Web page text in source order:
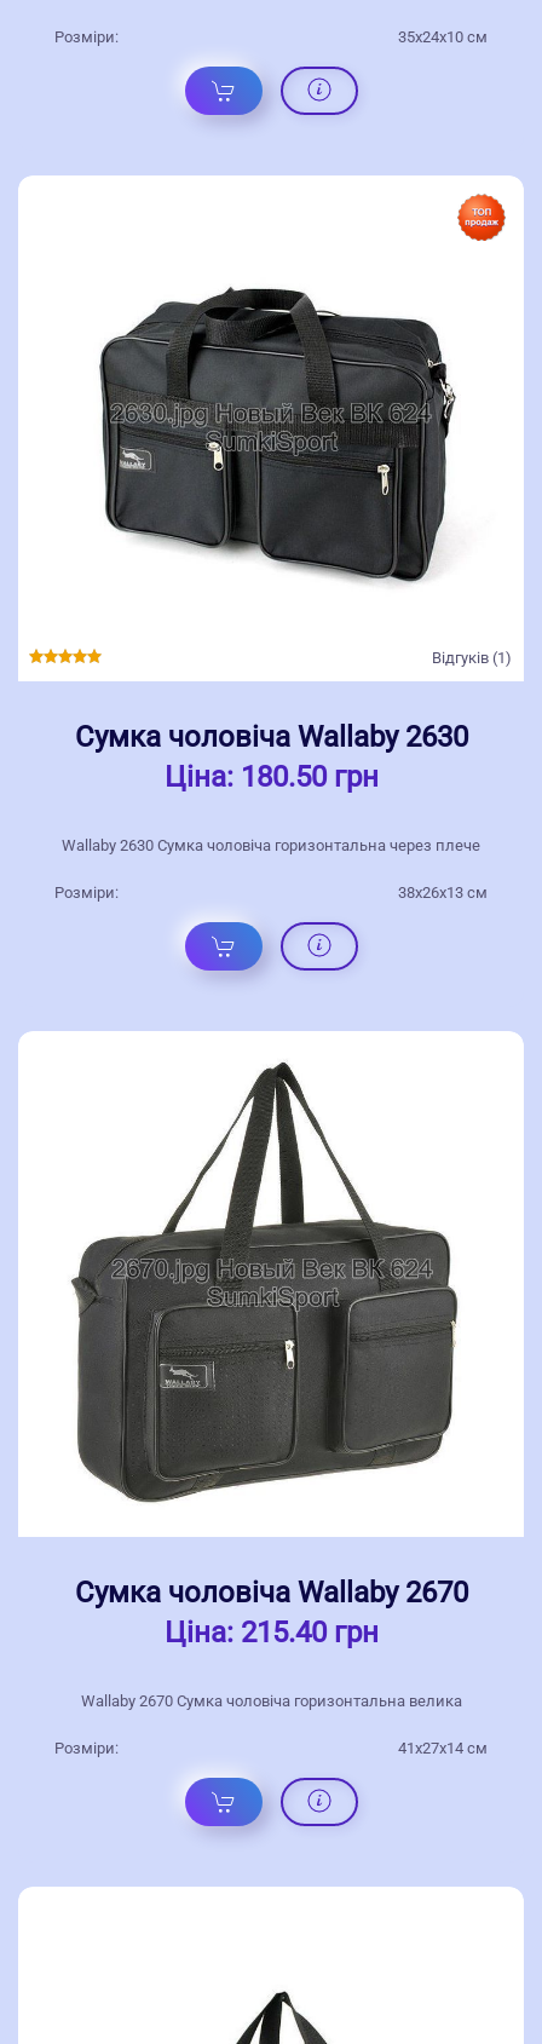
Розміри: 35x24x10 см
Відгуків (1)
Сумка чоловіча Wallaby 2630
Ціна: 180.50 грн
Wallaby 2630 Сумка чоловіча горизонтальна через плече
Розміри: 38x26x13 см
Сумка чоловіча Wallaby 2670
Ціна: 215.40 грн
Wallaby 2670 Сумка чоловіча горизонтальна велика
Розміри: 41x27x14 см